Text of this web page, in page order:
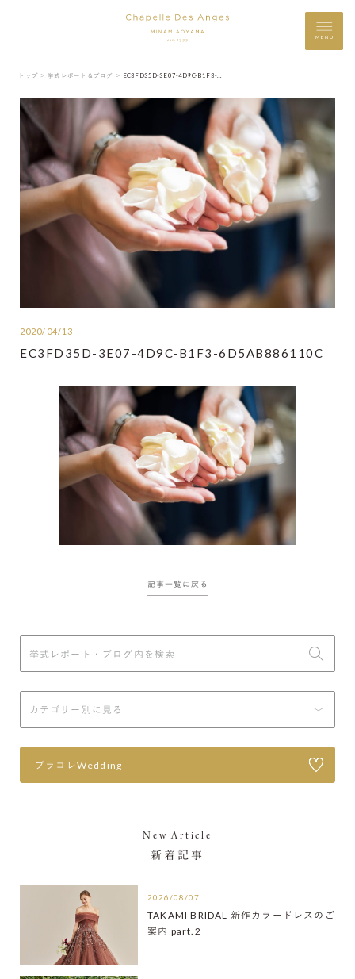
MENU
トップ ＞ 挙式レポート＆ブログ ＞ EC3FD35D-3E07-4D9C-B1F3-6D5AB886110C
2020/04/13
EC3FD35D-3E07-4D9C-B1F3-6D5AB886110C
記事一覧に戻る
プラコレWedding
New Article
新着記事
2026/08/07
TAKAMI BRIDAL 新作カラードレスのご
案内 part.2